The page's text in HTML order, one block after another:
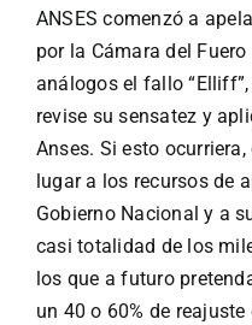
ANSES comenzó a
por la Cámara del
análogos el fallo
revise su sensatez y
Anses. Si esto
lugar a los recursos de
Gobierno Nacional y a
casi totalidad de los
los que a futuro
un 40 o 60% de